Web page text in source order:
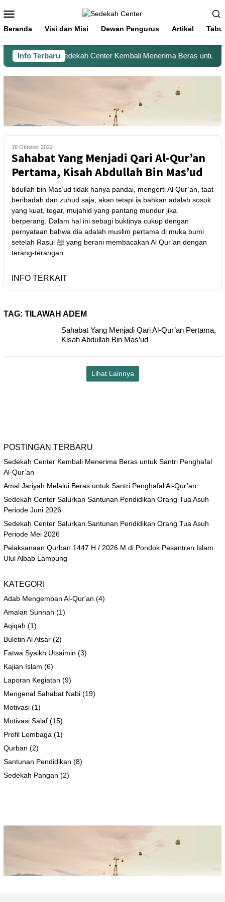
Beranda Visi dan Misi Dewan Pengurus Artikel
Info TerbaruSedekah Center Kembali Menerima Beras untuk
16 Oktober 2022
Sahabat Yang Menjadi Qari Al-Qur’an
Pertama, Kisah Abdullah Bin Mas’ud
bdullah bin Mas’ud tidak hanya pandai, mengerti Al Qur’an, taat
beribadah dan zuhud saja; akan tetapi ia bahkan adalah sosok
yang kuat, tegar, mujahid yang pantang mundur jika
berperang. Dalam hal ini sebagi buktinya cukup dengan
pernyataan bahwa dia adalah muslim pertama di muka bumi
setelah Rasul ﷺ yang berani membacakan Al Qur’an dengan
terang-terangan.
INFO TERKAIT
TAG: TILAWAH ADEM
Sahabat Yang Menjadi Qari Al-Qur’an Pertama,
Kisah Abdullah Bin Mas’ud
Lihat Lainnya
POSTINGAN TERBARU
Sedekah Center Kembali Menerima Beras untuk Santri Penghafal
Al-Qur’an
Amal Jariyah Melalui Beras untuk Santri Penghafal Al-Qur’an
Sedekah Center Salurkan Santunan Pendidikan Orang Tua Asuh
Periode Juni 2026
Sedekah Center Salurkan Santunan Pendidikan Orang Tua Asuh
Periode Mei 2026
Pelaksanaan Qurban 1447 H / 2026 M di Pondok Pesantren Islam
Ulul Albab Lampung
KATEGORI
Adab Mengemban Al-Qur'an (4)
Amalan Sunnah (1)
Aqiqah (1)
Buletin Al Atsar (2)
Fatwa Syaikh Utsaimin (3)
Kajian Islam (6)
Laporan Kegiatan (9)
Mengenal Sahabat Nabi (19)
Motivasi (1)
Motivasi Salaf (15)
Profil Lembaga (1)
Qurban (2)
Santunan Pendidikan (8)
Sedekah Pangan (2)